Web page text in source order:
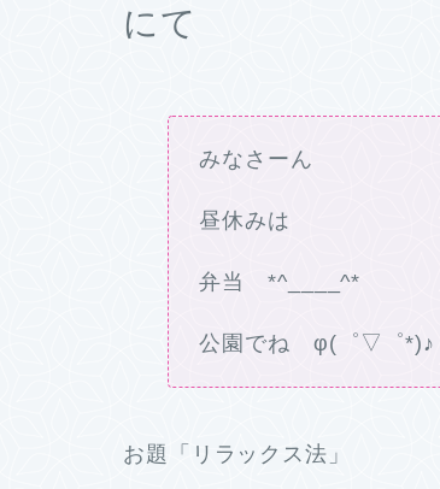
にて
みなさーん
昼休みは
弁当 *^____^*
公園でね φ(゜▽゜*)♪
お題「リラックス法」